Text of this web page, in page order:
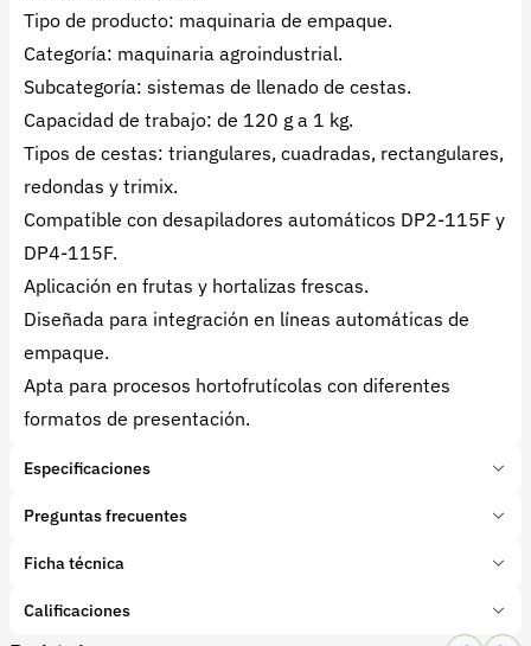
Tipo de producto: maquinaria de empaque.
Categoría: maquinaria agroindustrial.
Subcategoría: sistemas de llenado de cestas.
Capacidad de trabajo: de 120 g a 1 kg.
Tipos de cestas: triangulares, cuadradas, rectangulares,
redondas y trimix.
Compatible con desapiladores automáticos DP2-115F y
DP4-115F.
Aplicación en frutas y hortalizas frescas.
Diseñada para integración en líneas automáticas de
empaque.
Apta para procesos hortofrutícolas con diferentes
formatos de presentación.
Especificaciones
Marca: Sorma Group
Tipo de producto:
Subcategoría:
Preguntas frecuentes
¿Qué es la LLT-I115 + CDT-I115?
Es un sistema automático diseñado para el llenado
y manejo de cestas hortofrutícolas en líneas de
Ficha técnica
Calificaciones